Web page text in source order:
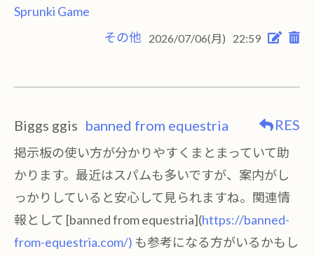
Sprunki Game
その他
2026/07/06(月) 22:59
Biggs ggis banned from equestria RES
掲示板の使い方が分かりやすくまとまっていて助
かります。最近はスパムも多いですが、案内がし
っかりしていると安心して見られますね。関連情
報として [banned from equestria](https://banned-
from-equestria.com/) も参考になる方がいるかもし